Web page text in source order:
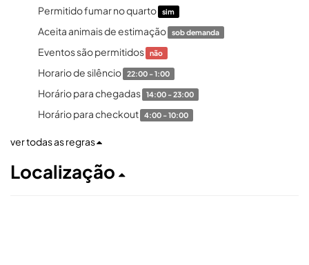
Permitido fumar no quarto sim
Aceita animais de estimação sob demanda
Eventos são permitidos não
Horario de silêncio 22:00 - 1:00
Horário para chegadas 14:00 - 23:00
Horário para checkout 4:00 - 10:00
ver todas as regras
Localização